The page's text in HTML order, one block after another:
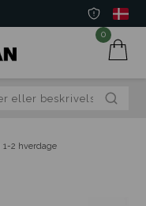
0
1-2 hverdage